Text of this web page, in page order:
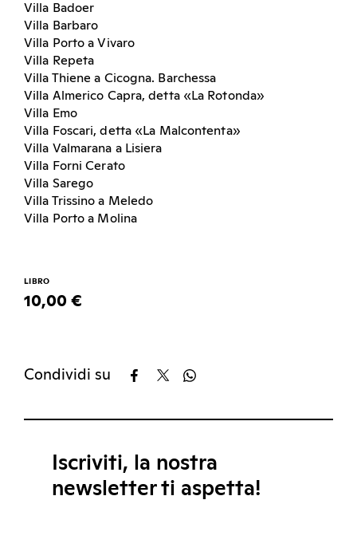
Villa Badoer
Villa Barbaro
Villa Porto a Vivaro
Villa Repeta
Villa Thiene a Cicogna. Barchessa
Villa Almerico Capra, detta «La Rotonda»
Villa Emo
Villa Foscari, detta «La Malcontenta»
Villa Valmarana a Lisiera
Villa Forni Cerato
Villa Sarego
Villa Trissino a Meledo
Villa Porto a Molina
LIBRO
10,00 €
Condividi su
Iscriviti, la nostra
newsletter ti aspetta!